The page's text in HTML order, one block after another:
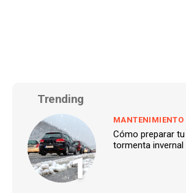
Trending
1
MANTENIMIENTO
Cómo preparar
tormenta invernal